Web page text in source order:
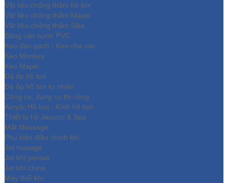
Vật liệu chống thấm hồ bơi
Vật liệu chống thấm Mapei
Vật liệu chống thấm Sika
Băng cản nước PVC
Keo dán gạch - Keo chà ron
Keo Monkey
Keo Mapei
Đá ốp hồ bơi
Đá ốp hồ bơi tự nhiên
Công cụ, dụng cụ thi công
Acrylic Hồ bơi - Kính hồ bơi
Thiết bị hồ Jacuzzi & Spa
Mắt Massage
Phụ kiện điều chỉnh khí
Jet masage
Jet khí pentair
Jet khí china
Máy thổi khí